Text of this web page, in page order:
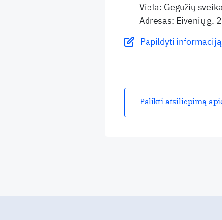
Vieta: Gegužių
Adresas: Eivenių g. 2
Papildyti
Palikti atsiliepimą